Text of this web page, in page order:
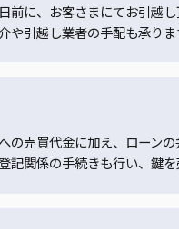
前に、お客さまにてお引越し
や引越し業者の手配も承りま
の売買代金に加え、ローンの
記関係の手続きも行い、鍵